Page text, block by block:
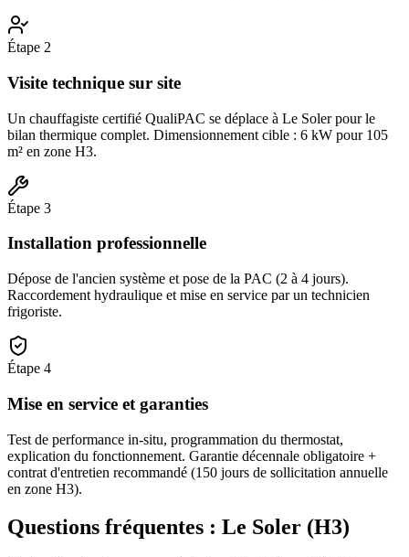
Étape 2
Visite technique sur site
Un chauffagiste certifié QualiPAC se déplace à Le Soler pour le
bilan thermique complet. Dimensionnement cible : 6 kW pour 105
m² en zone H3.
Étape 3
Installation professionnelle
Dépose de l'ancien système et pose de la PAC (2 à 4 jours).
Raccordement hydraulique et mise en service par un technicien
frigoriste.
Étape 4
Mise en service et garanties
Test de performance in-situ, programmation du thermostat,
explication du fonctionnement. Garantie décennale obligatoire +
contrat d'entretien recommandé (150 jours de sollicitation annuelle
en zone H3).
Questions fréquentes : Le Soler (H3)